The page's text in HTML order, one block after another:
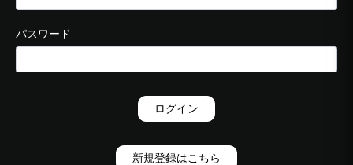
パスワード
ログイン
新規登録はこちら